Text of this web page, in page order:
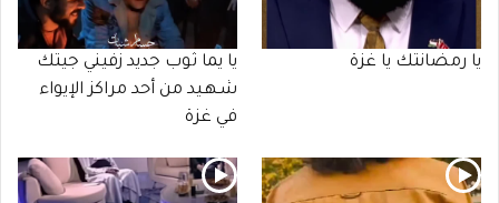
يا رمضانتك يا غزة
يا يما ثوب جديد زفيني جيتك
شـهـيد من أحد مراكز الإيواء
في غزة